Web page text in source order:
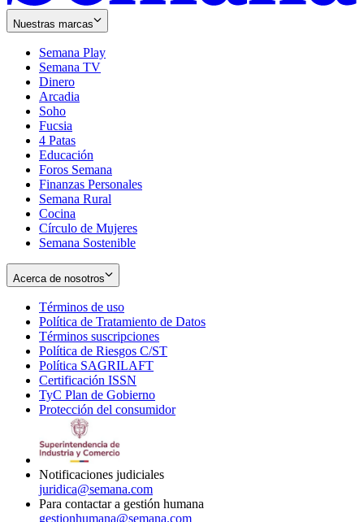
Nuestras marcas
Semana Play
Semana TV
Dinero
Arcadia
Soho
in
new
window
Fucsia
in
new
window
4 Patas
Educación
Foros Semana
Finanzas Personales
Semana Rural
Cocina
Círculo de Mujeres
Semana Sostenible
Acerca de nosotros
Términos de uso
in
new
window
Política de Tratamiento de Datos
Términos suscripciones
in
Política de Riesgos C/ST
Política SAGRILAFT
new
window
Certificación ISSN
in
new
TyC Plan de Gobierno
in
Protección del consumidorOpens
Notificaciones judiciales
juridica@semana.com
Para contactar a gestión humana
gestionhumana@semana.com